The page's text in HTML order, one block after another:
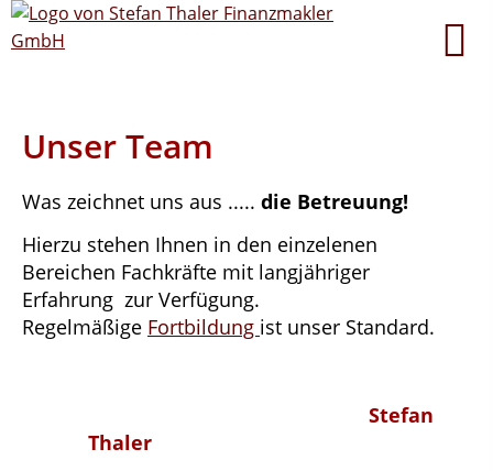
Unser Team
Was zeichnet uns aus ..... die Betreuung!
Hierzu stehen Ihnen in den einzelenen
Bereichen Fachkräfte mit langjähriger
Erfahrung zur Verfügung.
Regelmäßige Fortbildung ist unser Standard.
Stefan
Thaler